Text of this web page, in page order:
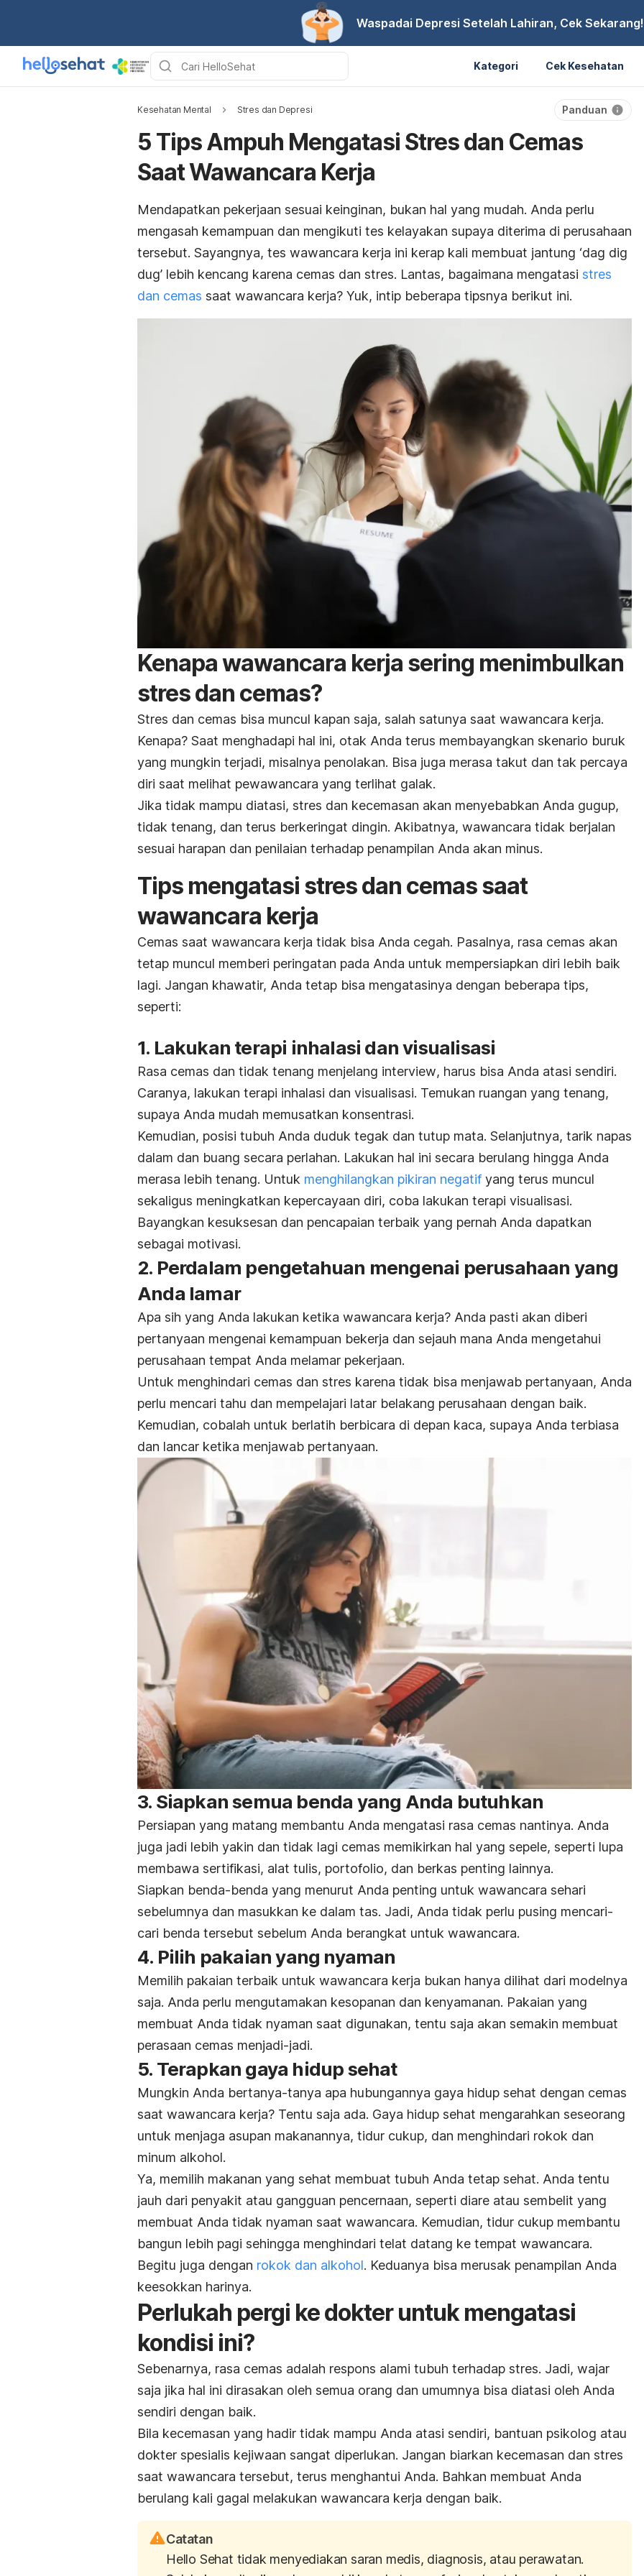
Waspadai Depresi Setelah Lahiran, Cek Sekarang!
Kategori Cek Kesehatan
Kesehatan Mental Stres dan Depresi Panduan
5 Tips Ampuh Mengatasi Stres dan Cemas
Saat Wawancara Kerja
Mendapatkan pekerjaan sesuai keinginan, bukan hal yang mudah. Anda perlu
mengasah kemampuan dan mengikuti tes kelayakan supaya diterima di perusahaan
tersebut. Sayangnya, tes wawancara kerja ini kerap kali membuat jantung ‘dag dig
dug’ lebih kencang karena cemas dan stres. Lantas, bagaimana mengatasi stres
dan cemas saat wawancara kerja? Yuk, intip beberapa tipsnya berikut ini.
Kenapa wawancara kerja sering menimbulkan
stres dan cemas?
Stres dan cemas bisa muncul kapan saja, salah satunya saat wawancara kerja.
Kenapa? Saat menghadapi hal ini, otak Anda terus membayangkan skenario buruk
yang mungkin terjadi, misalnya penolakan. Bisa juga merasa takut dan tak percaya
diri saat melihat pewawancara yang terlihat galak.
Jika tidak mampu diatasi, stres dan kecemasan akan menyebabkan Anda gugup,
tidak tenang, dan terus berkeringat dingin. Akibatnya, wawancara tidak berjalan
sesuai harapan dan penilaian terhadap penampilan Anda akan minus.
Tips mengatasi stres dan cemas saat
wawancara kerja
Cemas saat wawancara kerja tidak bisa Anda cegah. Pasalnya, rasa cemas akan
tetap muncul memberi peringatan pada Anda untuk mempersiapkan diri lebih baik
lagi. Jangan khawatir, Anda tetap bisa mengatasinya dengan beberapa tips,
seperti:
1. Lakukan terapi inhalasi dan visualisasi
Rasa cemas dan tidak tenang menjelang interview, harus bisa Anda atasi sendiri.
Caranya, lakukan terapi inhalasi dan visualisasi. Temukan ruangan yang tenang,
supaya Anda mudah memusatkan konsentrasi.
Kemudian, posisi tubuh Anda duduk tegak dan tutup mata. Selanjutnya, tarik napas
dalam dan buang secara perlahan. Lakukan hal ini secara berulang hingga Anda
merasa lebih tenang. Untuk menghilangkan pikiran negatif yang terus muncul
sekaligus meningkatkan kepercayaan diri, coba lakukan terapi visualisasi.
Bayangkan kesuksesan dan pencapaian terbaik yang pernah Anda dapatkan
sebagai motivasi.
2. Perdalam pengetahuan mengenai perusahaan yang
Anda lamar
Apa sih yang Anda lakukan ketika wawancara kerja? Anda pasti akan diberi
pertanyaan mengenai kemampuan bekerja dan sejauh mana Anda mengetahui
perusahaan tempat Anda melamar pekerjaan.
Untuk menghindari cemas dan stres karena tidak bisa menjawab pertanyaan, Anda
perlu mencari tahu dan mempelajari latar belakang perusahaan dengan baik.
Kemudian, cobalah untuk berlatih berbicara di depan kaca, supaya Anda terbiasa
dan lancar ketika menjawab pertanyaan.
3. Siapkan semua benda yang Anda butuhkan
Persiapan yang matang membantu Anda mengatasi rasa cemas nantinya. Anda
juga jadi lebih yakin dan tidak lagi cemas memikirkan hal yang sepele, seperti lupa
membawa sertifikasi, alat tulis, portofolio, dan berkas penting lainnya.
Siapkan benda-benda yang menurut Anda penting untuk wawancara sehari
sebelumnya dan masukkan ke dalam tas. Jadi, Anda tidak perlu pusing mencari-
cari benda tersebut sebelum Anda berangkat untuk wawancara.
4. Pilih pakaian yang nyaman
Memilih pakaian terbaik untuk wawancara kerja bukan hanya dilihat dari modelnya
saja. Anda perlu mengutamakan kesopanan dan kenyamanan. Pakaian yang
membuat Anda tidak nyaman saat digunakan, tentu saja akan semakin membuat
perasaan cemas menjadi-jadi.
5. Terapkan gaya hidup sehat
Mungkin Anda bertanya-tanya apa hubungannya gaya hidup sehat dengan cemas
saat wawancara kerja? Tentu saja ada. Gaya hidup sehat mengarahkan seseorang
untuk menjaga asupan makanannya, tidur cukup, dan menghindari rokok dan
minum alkohol.
Ya, memilih makanan yang sehat membuat tubuh Anda tetap sehat. Anda tentu
jauh dari penyakit atau gangguan pencernaan, seperti diare atau sembelit yang
membuat Anda tidak nyaman saat wawancara. Kemudian, tidur cukup membantu
bangun lebih pagi sehingga menghindari telat datang ke tempat wawancara.
Begitu juga dengan rokok dan alkohol. Keduanya bisa merusak penampilan Anda
keesokkan harinya.
Perlukah pergi ke dokter untuk mengatasi
kondisi ini?
Sebenarnya, rasa cemas adalah respons alami tubuh terhadap stres. Jadi, wajar
saja jika hal ini dirasakan oleh semua orang dan umumnya bisa diatasi oleh Anda
sendiri dengan baik.
Bila kecemasan yang hadir tidak mampu Anda atasi sendiri, bantuan psikolog atau
dokter spesialis kejiwaan sangat diperlukan. Jangan biarkan kecemasan dan stres
saat wawancara tersebut, terus menghantui Anda. Bahkan membuat Anda
berulang kali gagal melakukan wawancara kerja dengan baik.
Catatan
Hello Sehat tidak menyediakan saran medis, diagnosis, atau perawatan.